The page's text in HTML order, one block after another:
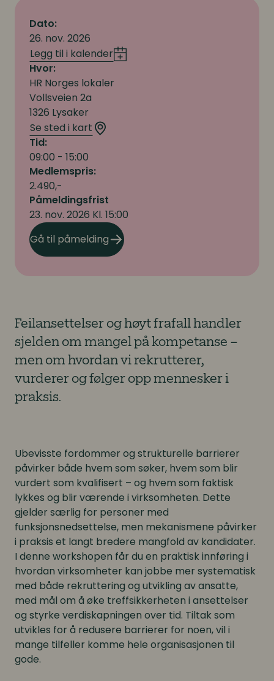
Dato:
26. nov. 2026
Legg til i kalender
Hvor:
HR Norges lokaler
Vollsveien 2a
1326 Lysaker
Se sted i kart
Tid:
09:00 - 15:00
Medlemspris:
2.490,-
Påmeldingsfrist
23. nov. 2026 Kl. 15:00
Gå til påmelding
Feilansettelser og høyt frafall handler
sjelden om mangel på kompetanse –
men om hvordan vi rekrutterer,
vurderer og følger opp mennesker i
praksis.
Ubevisste fordommer og strukturelle barrierer
påvirker både hvem som søker, hvem som blir
vurdert som kvalifisert – og hvem som faktisk
lykkes og blir værende i virksomheten. Dette
gjelder særlig for personer med
funksjonsnedsettelse, men mekanismene påvirker
i praksis et langt bredere mangfold av kandidater.
I denne workshopen får du en praktisk innføring i
hvordan virksomheter kan jobbe mer systematisk
med både rekruttering og utvikling av ansatte,
med mål om å øke treffsikkerheten i ansettelser
og styrke verdiskapningen over tid. Tiltak som
utvikles for å redusere barrierer for noen, vil i
mange tilfeller komme hele organisasjonen til
gode.